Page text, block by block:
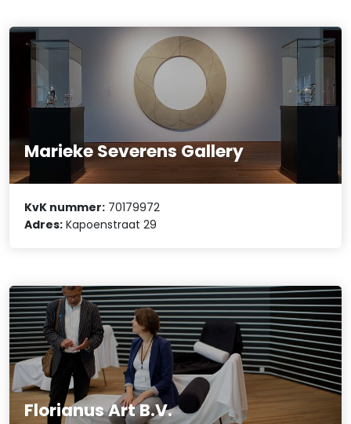
Marieke Severens Gallery
KvK nummer: 70179972
Adres: Kapoenstraat 29
Florianus Art B.V.